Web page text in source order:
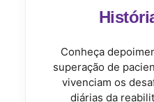
Conheça
superação de
vivenciam os
diárias da